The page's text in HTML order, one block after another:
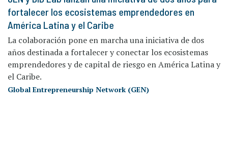
fortalecer los ecosistemas emprendedores en
América Latina y el Caribe
La colaboración pone en marcha una iniciativa de dos
años destinada a fortalecer y conectar los ecosistemas
emprendedores y de capital de riesgo en América Latina y
el Caribe.
Global Entrepreneurship Network (GEN)